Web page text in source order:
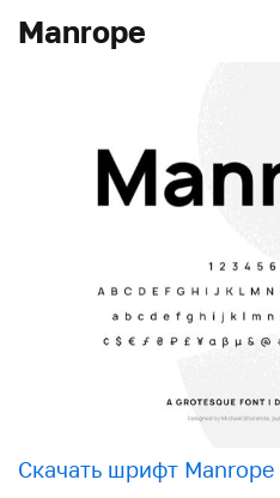
Manrope
Скачать шрифт Manrope